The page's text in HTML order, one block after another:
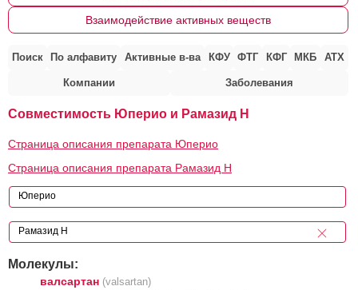
Взаимодействие активных веществ
Поиск По алфавиту Активные в-ва КФУ ФТГ КФГ МКБ АТХ
Компании Заболевания
Совместимость Юперио и Рамазид Н
Страница описания препарата Юперио
Страница описания препарата Рамазид Н
Молекулы:
валсартан (valsartan)